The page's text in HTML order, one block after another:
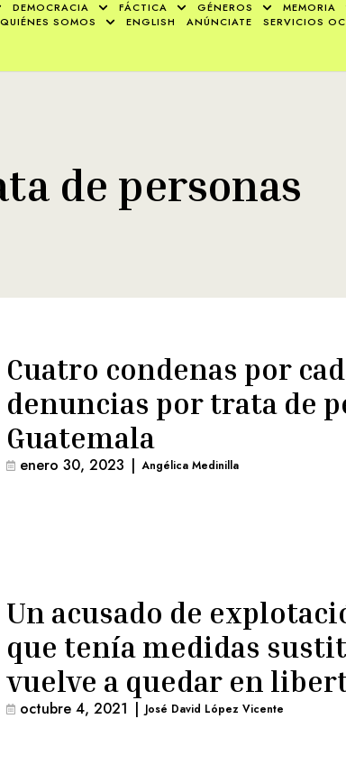
DEMOCRACIA FÁCTICA GÉNEROS MEMORIA
QUIÉNES SOMOS
ENGLISH ANÚNCIATE SERVICIOS
de personas
Cuatro condenas por
denuncias por trata de
Guatemala
enero 30, 2023 | Angélica Medinilla
Un acusado de
que tenía medidas
vuelve a quedar en
octubre 4, 2021 | José David López Vicente